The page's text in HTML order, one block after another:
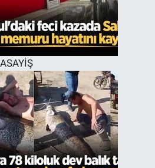
ASAYİŞ
EĞİTİM
MAGAZİN
ÖZEL HABER
HALK54 PANORAMA